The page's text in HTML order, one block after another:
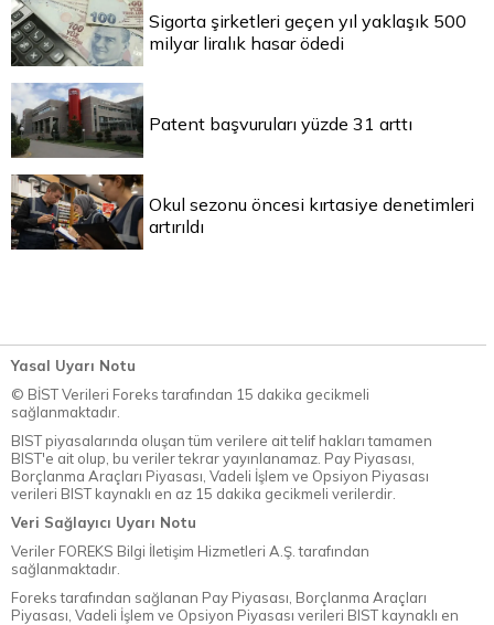
Sigorta şirketleri geçen yıl yaklaşık 500
milyar liralık hasar ödedi
Patent başvuruları yüzde 31 arttı
Okul sezonu öncesi kırtasiye denetimleri
artırıldı
Yasal Uyarı Notu
© BİST Verileri Foreks tarafından 15 dakika gecikmeli
sağlanmaktadır.
BIST piyasalarında oluşan tüm verilere ait telif hakları tamamen
BIST'e ait olup, bu veriler tekrar yayınlanamaz. Pay Piyasası,
Borçlanma Araçları Piyasası, Vadeli İşlem ve Opsiyon Piyasası
verileri BIST kaynaklı en az 15 dakika gecikmeli verilerdir.
Veri Sağlayıcı Uyarı Notu
Veriler FOREKS Bilgi İletişim Hizmetleri A.Ş. tarafından
sağlanmaktadır.
Foreks tarafından sağlanan Pay Piyasası, Borçlanma Araçları
Piyasası, Vadeli İşlem ve Opsiyon Piyasası verileri BIST kaynaklı en